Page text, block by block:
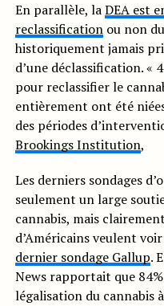
En parallèle, laDEA est
reclassificationou non du
historiquement jamais
d’une déclassification.
pour reclassifier le
entièrement ont été
des périodes
Brookings Institution,
Les derniers sondages
seulement un large
cannabis, mais
d’Américains veulent
dernier sondage Gallup.
News rapportait que
légalisation du cannabis